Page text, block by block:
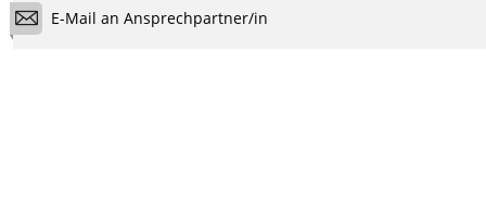
E-Mail an Ansprechpartner/in